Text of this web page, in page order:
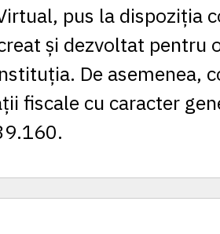
pus la dispoziția
și dezvoltat pentru
De asemenea,
fiscale cu caracter